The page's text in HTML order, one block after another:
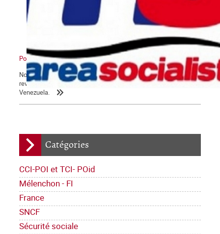
Catégories
CCI-POI et TCI- POid
Mélenchon - FI
France
SNCF
Sécurité sociale
Pour un nouveau pôle
Nous reproduisons ici un article paru dans le numéro 663 de la
revue Alternativa Socialista, sur les derniers développements au
Venezuela.